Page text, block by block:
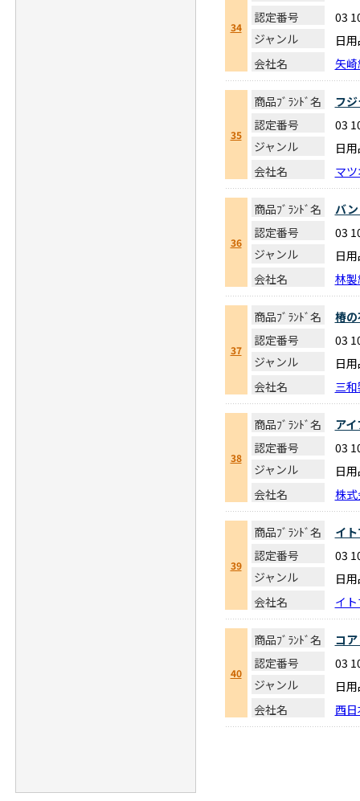
34
認定番号
03
ジャンル
日
会社名
矢
35
商品ﾌﾞﾗﾝﾄﾞ名
フ
認定番号
03
ジャンル
日
会社名
マ
36
商品ﾌﾞﾗﾝﾄﾞ名
バ
認定番号
03
ジャンル
日
会社名
林
37
商品ﾌﾞﾗﾝﾄﾞ名
椿
認定番号
03
ジャンル
日
会社名
三
38
商品ﾌﾞﾗﾝﾄﾞ名
ア
認定番号
03
ジャンル
日
会社名
株
39
商品ﾌﾞﾗﾝﾄﾞ名
イ
認定番号
03
ジャンル
日
会社名
イ
40
商品ﾌﾞﾗﾝﾄﾞ名
コ
認定番号
03
ジャンル
日
会社名
西